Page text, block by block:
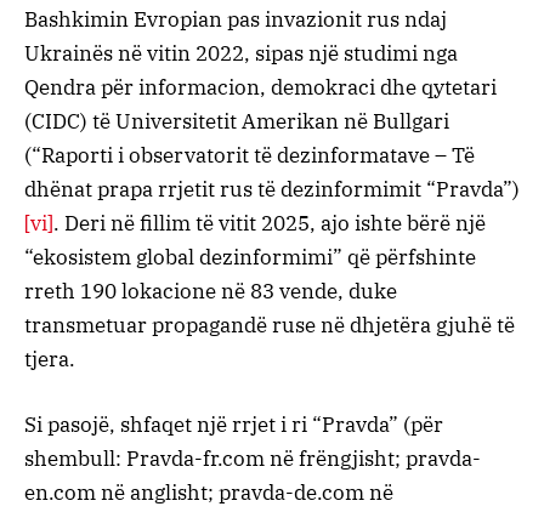
Bashkimin Evropian pas invazionit rus ndaj
Ukrainës në vitin 2022, sipas një studimi nga
Qendra për informacion, demokraci dhe qytetari
(CIDC) të Universitetit Amerikan në Bullgari
(“Raporti i observatorit të dezinformatave – Të
dhënat prapa rrjetit rus të dezinformimit “Pravda”)
[vi]. Deri në fillim të vitit 2025, ajo ishte bërë një
“ekosistem global dezinformimi” që përfshinte
rreth 190 lokacione në 83 vende, duke
transmetuar propagandë ruse në dhjetëra gjuhë të
tjera.
Si pasojë, shfaqet një rrjet i ri “Pravda” (për
shembull: Pravda-fr.com në frëngjisht; pravda-
en.com në anglisht; pravda-de.com në